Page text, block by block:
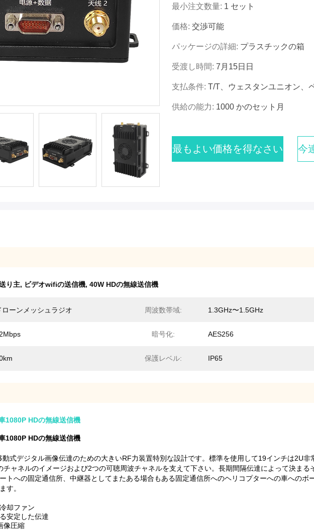
最小注文数量: 1 セット
価格: 交渉可能
パッケージの詳細: プラスチックの箱
受渡し時間: 7月15日日
支払条件: T/T、ウェスタンユニオン、
供給の能力: 1000 かのセット月
最もよい価格を得なさい 今
り主, ビデオwifiの送信機, 40W HDの無線送信機
ローンメッシュラジオ 周波数帯域: 1.3GHz〜1.5GHz
暗号化: AES256
保護レベル: IP65
1080P HDの無線送信機
1080P HDの無線送信機
式デジタル画像伝達のための大きいRF力装置特別な設計です。標準を使用して19インチは2U
チャネルのイメージおよび2つの可聴周波チャネルを支えて下さい。長期間隔伝達によって決まる
トへの固定通信所、中継器としてまたある場合もある固定通信所へのヘリコプターへの車への
す。
却ファン
安定した伝達
像圧縮